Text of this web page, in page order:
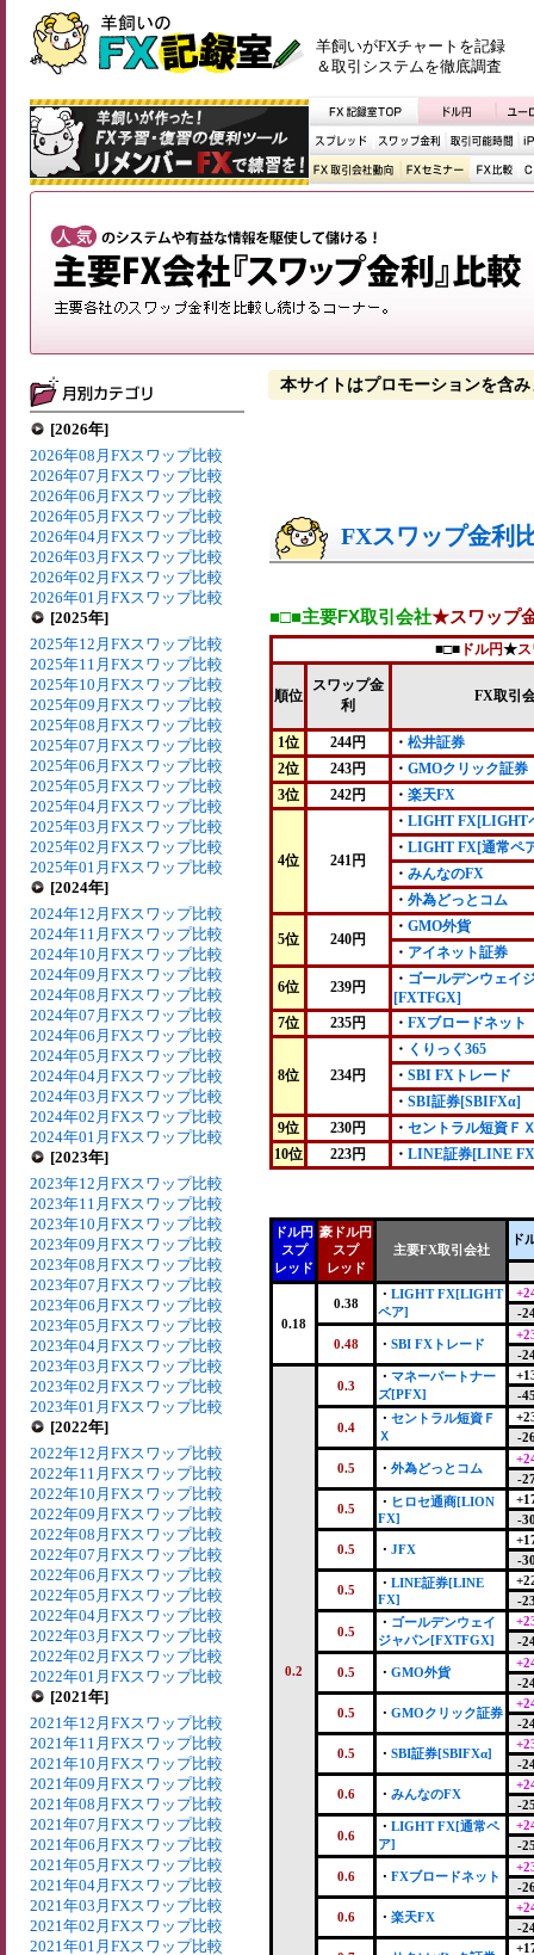
羊飼いがFXチャートを記録
＆取引システムを徹底調査
[2026年]
2026年08月FXスワップ比較
2026年07月FXスワップ比較
2026年06月FXスワップ比較
2026年05月FXスワップ比較
2026年04月FXスワップ比較
2026年03月FXスワップ比較
2026年02月FXスワップ比較
2026年01月FXスワップ比較
[2025年]
2025年12月FXスワップ比較
2025年11月FXスワップ比較
2025年10月FXスワップ比較
2025年09月FXスワップ比較
2025年08月FXスワップ比較
2025年07月FXスワップ比較
2025年06月FXスワップ比較
2025年05月FXスワップ比較
2025年04月FXスワップ比較
2025年03月FXスワップ比較
2025年02月FXスワップ比較
2025年01月FXスワップ比較
[2024年]
2024年12月FXスワップ比較
2024年11月FXスワップ比較
2024年10月FXスワップ比較
2024年09月FXスワップ比較
2024年08月FXスワップ比較
2024年07月FXスワップ比較
2024年06月FXスワップ比較
2024年05月FXスワップ比較
2024年04月FXスワップ比較
2024年03月FXスワップ比較
2024年02月FXスワップ比較
2024年01月FXスワップ比較
[2023年]
2023年12月FXスワップ比較
2023年11月FXスワップ比較
2023年10月FXスワップ比較
2023年09月FXスワップ比較
2023年08月FXスワップ比較
2023年07月FXスワップ比較
2023年06月FXスワップ比較
2023年05月FXスワップ比較
2023年04月FXスワップ比較
2023年03月FXスワップ比較
2023年02月FXスワップ比較
2023年01月FXスワップ比較
[2022年]
2022年12月FXスワップ比較
2022年11月FXスワップ比較
2022年10月FXスワップ比較
2022年09月FXスワップ比較
2022年08月FXスワップ比較
2022年07月FXスワップ比較
2022年06月FXスワップ比較
2022年05月FXスワップ比較
2022年04月FXスワップ比較
2022年03月FXスワップ比較
2022年02月FXスワップ比較
2022年01月FXスワップ比較
[2021年]
2021年12月FXスワップ比較
2021年11月FXスワップ比較
2021年10月FXスワップ比較
2021年09月FXスワップ比較
2021年08月FXスワップ比較
2021年07月FXスワップ比較
2021年06月FXスワップ比較
2021年05月FXスワップ比較
2021年04月FXスワップ比較
2021年03月FXスワップ比較
2021年02月FXスワップ比較
2021年01月FXスワップ比較
本サイトはプロモーションを含み
FXスワップ金利
■□■主要FX取引会社★スワップ
■□■ ドル円★
順位
スワップ金
利
FX取引
1位 244円 ・ 松井証券
2位
243円 ・ GMOクリック証券
3位
242円 ・ 楽天FX
4位 241円
・ LIGHT FX[LIGHT
・ LIGHT FX[通常ペ
・ みんなのFX
・ 外為どっとコム
5位 240円
・ GMO外貨
・ アイネット証券
6位 239円 ・ ゴールデンウェイ
[FXTFGX]
7位
235円 ・ FXブロードネット
8位 234円
・ くりっく365
・ SBI FXトレード
・ SBI証券[SBIFXα]
9位
230円 ・ セントラル短資Ｆ
10位
223円 ・ LINE証券[LINE
ドル円
スプ
レッド
豪ドル円
スプ
レッド
主要FX取引会社
ド
0.18
0.38
・ LIGHT FX[LIGHT
ペア]
-
0.48 ・ SBI FXトレード
-
0.2
0.3
・ マネーパートナー
ズ[PFX]
-
0.4
・ セントラル短資Ｆ
Ｘ
-
0.5 ・ 外為どっとコム
-
0.5 ・ ヒロセ通商[LION
FX]
-
0.5 ・ JFX
-
0.5 ・ LINE証券[LINE
FX]
-
0.5
・ ゴールデンウェイ
ジャパン[FXTFGX]
-
0.5 ・ GMO外貨
-
0.5 ・ GMOクリック証券
-
0.5 ・ SBI証券[SBIFXα]
-
0.6 ・ みんなのFX
-
0.6
・ LIGHT FX[通常ペ
ア]
-
0.6 ・ FXブロードネット
-
0.6 ・ 楽天FX
-